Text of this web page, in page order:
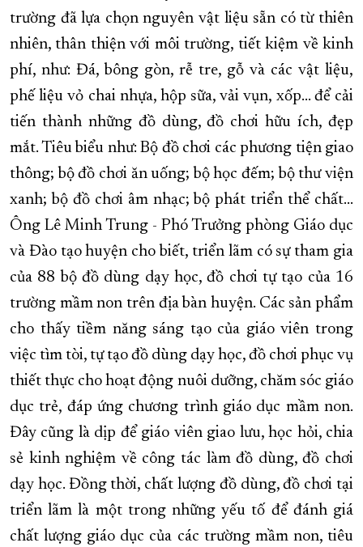
trường đã lựa chọn nguyên vật liệu sẵn có từ thiên
nhiên, thân thiện với môi trường, tiết kiệm về kinh
phí, như: Đá, bông gòn, rễ tre, gỗ và các vật liệu,
phế liệu vỏ chai nhựa, hộp sữa, vải vụn, xốp… để cải
tiến thành những đồ dùng, đồ chơi hữu ích, đẹp
mắt. Tiêu biểu như: Bộ đồ chơi các phương tiện giao
thông; bộ đồ chơi ăn uống; bộ học đếm; bộ thư viện
xanh; bộ đồ chơi âm nhạc; bộ phát triển thể chất…
Ông Lê Minh Trung - Phó Trưởng phòng Giáo dục
và Đào tạo huyện cho biết, triển lãm có sự tham gia
của 88 bộ đồ dùng dạy học, đồ chơi tự tạo của 16
trường mầm non trên địa bàn huyện. Các sản phẩm
cho thấy tiềm năng sáng tạo của giáo viên trong
việc tìm tòi, tự tạo đồ dùng dạy học, đồ chơi phục vụ
thiết thực cho hoạt động nuôi dưỡng, chăm sóc giáo
dục trẻ, đáp ứng chương trình giáo dục mầm non.
Đây cũng là dịp để giáo viên giao lưu, học hỏi, chia
sẻ kinh nghiệm về công tác làm đồ dùng, đồ chơi
dạy học. Đồng thời, chất lượng đồ dùng, đồ chơi tại
triển lãm là một trong những yếu tố để đánh giá
chất lượng giáo dục của các trường mầm non, tiêu